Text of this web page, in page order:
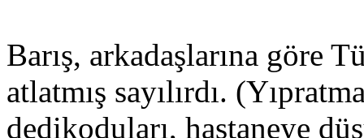
Barış, arkadaşlarına göre
atlatmış sayılırdı.
dedikoduları, hastaneye